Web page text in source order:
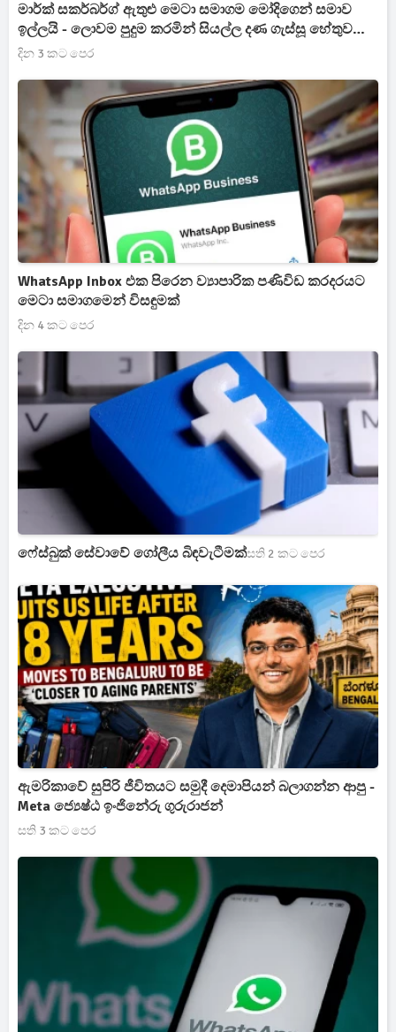
මාර්ක් සකර්බර්ග් ඇතුළු මෙටා සමාගම මෝදිගෙන් සමාව
ඉල්ලයි - ලොවම පුදුම කරමින් සියල්ල දණ ගැස්සූ හේතුව
මෙන්න
දින 3 කට පෙර
WhatsApp Inbox එක පිරෙන ව්‍යාපාරික පණිවිඩ කරදරයට
මෙටා සමාගමෙන් විසඳුමක්
දින 4 කට පෙර
ෆේස්බුක් සේවාවේ ගෝලීය බිඳවැටීමක්සති 2 කට පෙර
ඇමරිකාවේ සුපිරි ජීවිතයට සමුදී දෙමාපියන් බලාගන්න ආපු -
Meta ජ්‍යෙෂ්ඨ ඉංජිනේරු ගුරුරාජන්
සති 3 කට පෙර